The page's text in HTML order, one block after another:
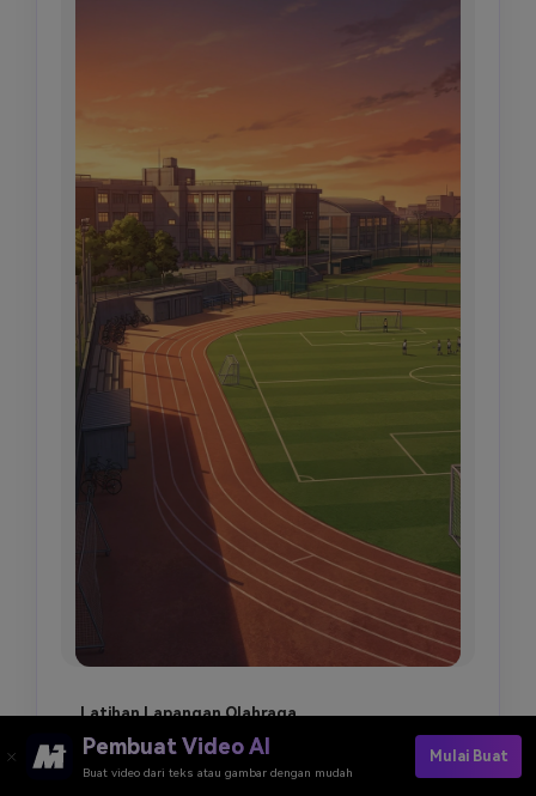
Latihan Lapangan Olahraga
Buat latar belakang lapangan olahraga sekolah
anime setelah kelas, lintasan lari, lapangan
Pembuat Video AI
Buat video dari teks atau gambar dengan mudah
Mulai Buat